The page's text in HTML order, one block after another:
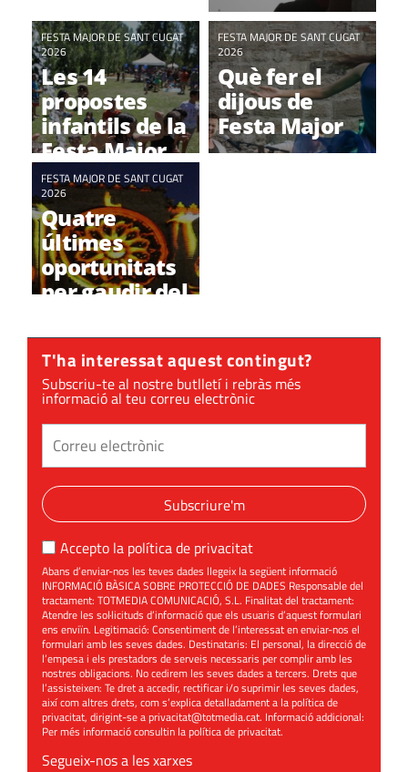
sis dies de
Festa Major
FESTA MAJOR DE SANT CUGAT
2026
Les 14
propostes
infantils de la
Festa Major
FESTA MAJOR DE SANT CUGAT
2026
Què fer el
dijous de
Festa Major
FESTA MAJOR DE SANT CUGAT
2026
Quatre
últimes
oportunitats
per gaudir del
Festa Major
T'ha interessat aquest contingut?
Subscriu-te al nostre butlletí i rebràs més
informació al teu correu electrònic
Subscriure'm
Accepto la política de privacitat
Abans d’enviar-nos les teves dades llegeix la següent informació
INFORMACIÓ BÀSICA SOBRE PROTECCIÓ DE DADES Responsable del
tractament: TOTMEDIA COMUNICACIÓ, S.L. Finalitat del tractament:
Atendre les sol·licituds d’informació que els usuaris d’aquest formulari
ens enviïn. Legitimació: Consentiment de l’interessat en enviar-nos el
formulari amb les seves dades. Destinataris: El personal, la direcció de
l’empesa i els prestadors de serveis necessaris per complir amb les
nostres obligacions. No cedirem les seves dades a tercers. Drets que
l’assisteixen: Te dret a accedir, rectificar i/o suprimir les seves dades,
així com altres drets, com s’explica detalladament a la política de
privacitat, dirigint-se aprivacitat@totmedia.cat. Informació addicional:
Per més informació consultin lapolítica de privacitat.
Segueix-nos a les xarxes